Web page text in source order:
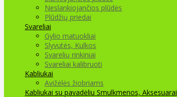
Neslankiojančios plūdės
Plūdžių priedai
Svareliai
Gylio matuokliai
Slyvutės, Kulkos
Svarelių rinkiniai
Svareliai kalibruoti
Kabliukai
Avižėlės žiobriams
Kabliukai su pavadėliu Smulkmenos, Aksesuarai